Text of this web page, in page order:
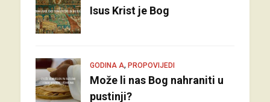
Isus Krist je Bog
GODINA A, PROPOVIJEDI
Može li nas Bog nahraniti u
pustinji?